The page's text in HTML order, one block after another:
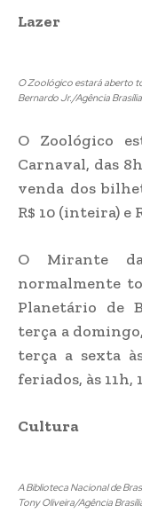
Lazer
O Zoológico estará aberto
Bernardo Jr./Agência Brasília
O Zoológico
Carnaval, das
venda dos
R$ 10 (inteira) e
O Mirante
normalmente
Planetário de
terça a
terça a sexta
feriados, às 11h,
Cultura
A Biblioteca Nacional de
Tony Oliveira/Agência